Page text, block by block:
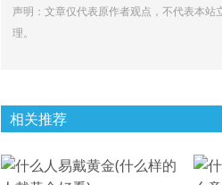
声明：文章仅代表原作者观点，不代表本
理。
相关推荐